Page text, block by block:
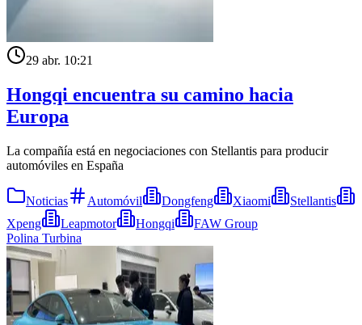
29 abr. 10:21
Hongqi encuentra su camino hacia
Europa
La compañía está en negociaciones con Stellantis para producir
automóviles en España
Noticias Automóvil Dongfeng Xiaomi
Stellantis
Xpeng
Leapmotor Hongqi
FAW Group
Polina Turbina